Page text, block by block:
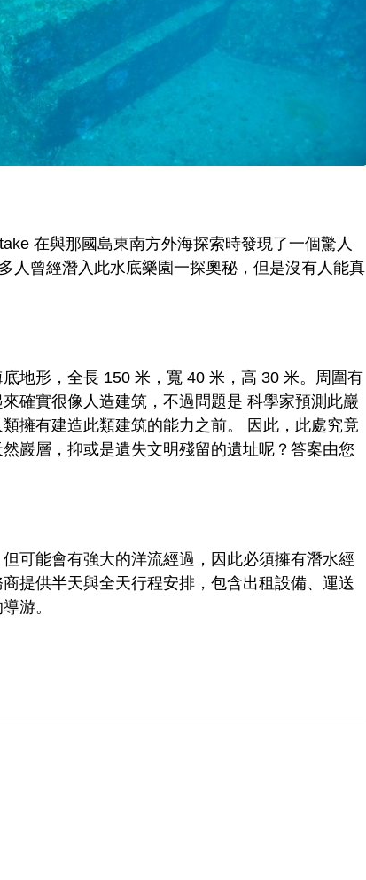
在與那國島東南方外海探索時發現了一個驚人
人曾經潛入此水底樂園一探奧秘，但是沒有人能真
地形，全長 150 米，寬 40 米，高 30 米。周圍有
確實很像人造建筑，不過問題是 科學家預測此巖
擁有建造此類建筑的能力之前。 因此，此處究竟
巖層，抑或是遺失文明殘留的遺址呢？答案由您
可能會有強大的洋流經過，因此必須擁有潛水經
提供半天與全天行程安排，包含出租設備、運送
游。